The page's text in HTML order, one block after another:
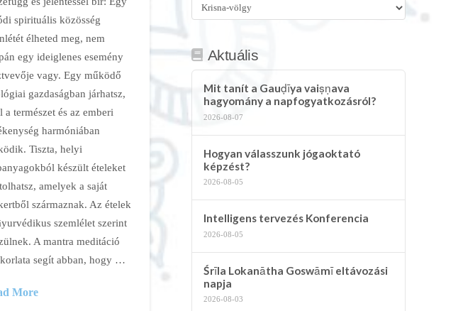
spirituális közösség
élheted meg, nem
egy ideiglenes esemény
vagy. Egy működő
gazdaságban járhatsz,
a természet és az emberi
harmóniában
Tiszta, helyi
készült ételeket
amelyek a saját
származnak. Az ételek
szemlélet szerint
A mantra meditáció
segít abban, hogy …
More
Összes
kategória
Aktuális
Mit tanít a Gauḍīya vaiṣṇava
hagyomány a napfogyatkozásról?
2026-08-07
Hogyan válasszunk jógaoktató
képzést?
2026-08-05
Intelligens tervezés Konferencia
2026-08-05
Śrīla Lokanātha Goswāmī eltávozási
napja
2026-08-03